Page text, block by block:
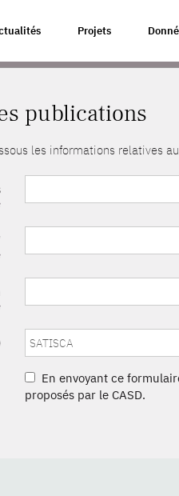
Projets
PUBLICATIONS
publications
les informations relatives
En envoyant ce
proposés par le CASD.